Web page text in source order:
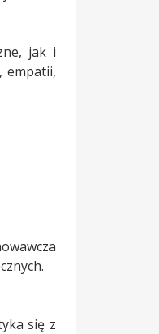
jak i
empatii,
się z